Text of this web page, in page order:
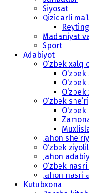
Siyosat
Qiziqarli
Madaniyat
Sport
Adabiyot
O‘zbek xalq
O‘zbek
Jahon
O‘zbek
Jahon
O‘zbek
Jahon nasri
Kutubxona